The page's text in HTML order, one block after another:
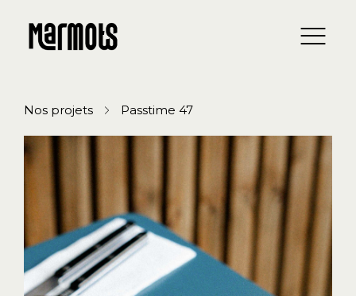
Nos projets Passtime 47